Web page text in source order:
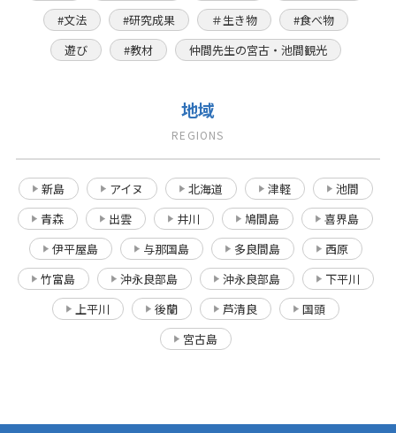
#文法
#研究成果 ＃生き物
#食べ物
遊び
#教材 仲間先生の宮古・池間観光
地域
REGIONS
新島 アイヌ 北海道 津軽
池間
青森
出雲 井川 鳩間島
喜界島
伊平屋島
与那国島 多良間島
西原
竹富島
沖永良部島 沖永良部島
下平川
上平川
後蘭 芦清良
国頭
宮古島